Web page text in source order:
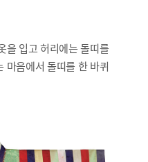
을 입고 허리에는 돌띠를
마음에서 돌띠를 한 바퀴